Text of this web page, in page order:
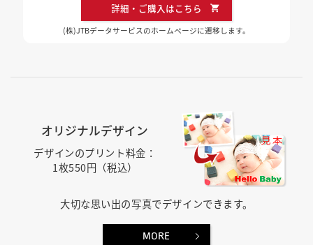
詳細・ご購入はこちら
(株)JTBデータサービスのホームページに遷移します。
オリジナルデザイン
デザインのプリント料金：
1枚550円（税込）
大切な思い出の写真でデザインできます。
MORE